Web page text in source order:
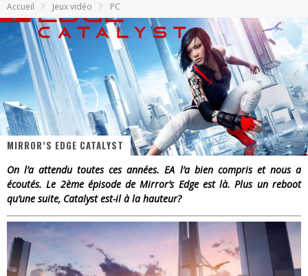
« Le Béton et le Bambou / Propositions pour Mayotte et le Monde. » - Améliorations !
Star Fox
PsyRiver 2026 : la magie revient sur les rives de l’Aar
« MOFUSAND / Parler Japonais » – Des Expressions Pratiques !
« Dr Wertham / L’homme qui étudia les tueurs en série » - Un Métier à Risque !
Assassin's Creed Black Flag Resynced
« Damn Them All » - Un duo de Choc !
Yoshi and the mysterious book
Accueil Jeux vidéo PC
MIRROR’S EDGE CATALYST
On l’a attendu toutes ces années. EA l’a bien compris et nous a
écoutés. Le 2ème épisode de Mirror’s Edge est là. Plus un reboot
qu’une suite, Catalyst est-il à la hauteur?